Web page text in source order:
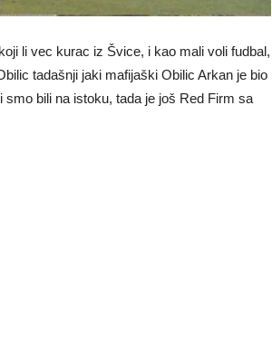
li vec kurac iz Švice, i kao mali voli fudbal,
tadašnji jaki mafijaški Obilic Arkan je bio
bili na istoku, tada je još Red Firm sa